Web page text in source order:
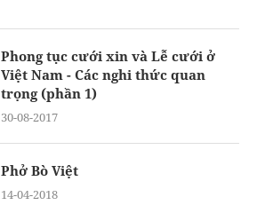
Phong tục cưới xin và Lễ cưới ở
Việt Nam - Các nghi thức quan
trọng (phần 1)
30-08-2017
Phở Bò Việt
14-04-2018